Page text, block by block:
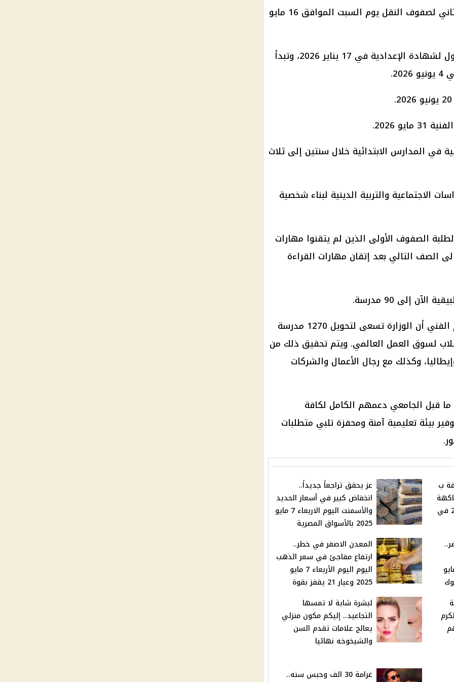
- تبدأ امتحانات الفصل الدراسي الثاني لصفوف النقل يوم السبت الموافق 16 مايو
وتبدأ امتحانات الفصل الدراسي الأول لشهادة الإعدادية في 17 يناير 2026، وتبدأ
2026.
في المدارس الابتدائية خلال سنتين إلى ثلاث
الاجتماعية والتربية الدينية لبناء شخصية
الصفوف الأولى الذين لم يتقنوا مهارات
الصف التالي بعد إتقان مهارات القراءة
إلى 90 مدرسة.
وأكد وزير التربية والتعليم والتعليم الفني أن الوزارة تسعى لتحويل 1270 مدرسة
لسوق العمل العالمي. ويتم تحقيق ذلك من
وكذلك مع رجال الأعمال والشركات
ما قبل الجامعي دعمهم الكامل لكافة
بيئة تعليمية آمنة ومحفزة تلبي متطلبات
ب
اليوم الأربعاء 7 مايو 2025 في
عز يحقق تراجعاً جديداً..
انخفاض كبير في أسعار الحديد
والأسمنت اليوم الاربعاء 7 مايو
2025 بالأسواق المصرية
7 مايو
المعدن الاصفر في خطر..
ارتفاع مفاجئ في سعر الذهب
اليوم اليوم الأربعاء 7 مايو
2025 وعيار 21 يقفز بقوة
الكرم
لبشرة شابة لا تمسها
التجاعيد.. إليكم مكون منزلي
يعالج علامات تقدم السن
والشيخوخه نهائيا
غرامة 30 الف وحبس سنه..